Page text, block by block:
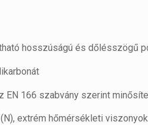
hosszúságú és dőlésszögű
EN 166 szabvány szerint
extrém hőmérsékleti